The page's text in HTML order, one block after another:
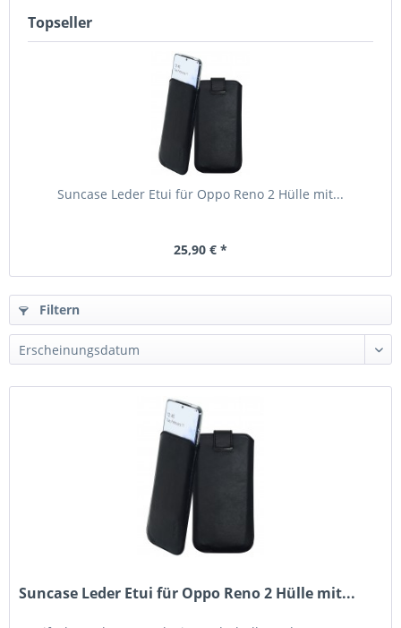
Topseller
Suncase Leder Etui für Oppo Reno 2 Hülle mit...
25,90 € *
Filtern
Suncase Leder Etui für Oppo Reno 2 Hülle mit...